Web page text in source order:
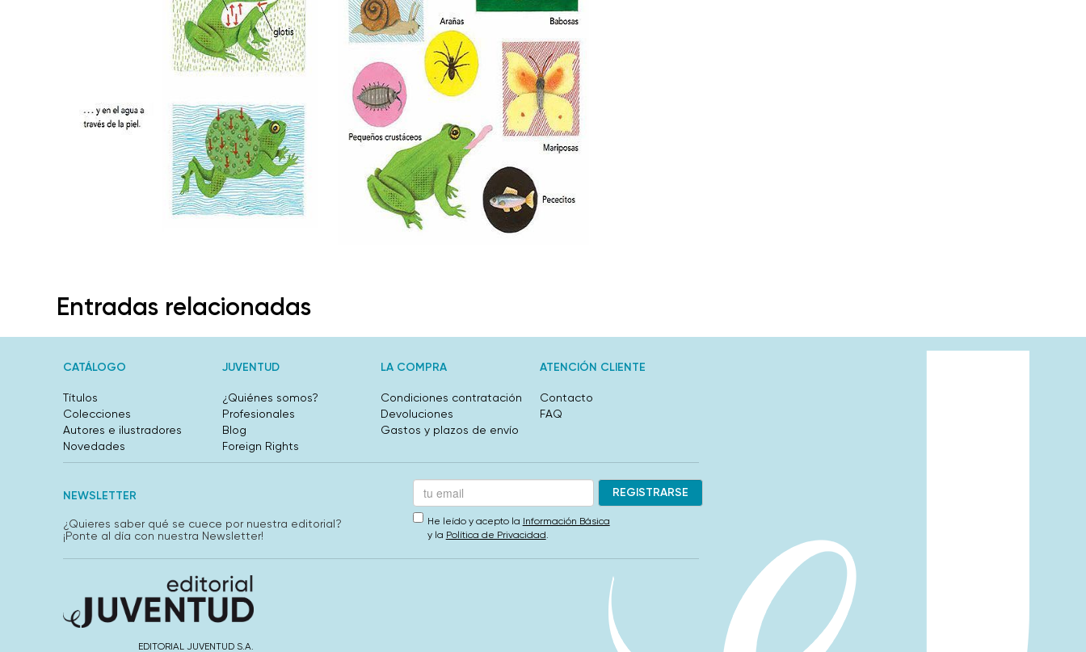
Entradas relacionadas
CATÁLOGO
Títulos
Colecciones
Autores e ilustradores
Novedades
JUVENTUD
¿Quiénes somos?
Profesionales
Blog
Foreign Rights
LA COMPRA
Condiciones contratación
Devoluciones
Gastos y plazos de envío
ATENCIÓN CLIENTE
Contacto
FAQ
NEWSLETTER
¿Quieres saber qué se cuece por nuestra editorial?
¡Ponte al día con nuestra Newsletter!
He leído y acepto la Información Básica
y la Política de Privacidad.
EDITORIAL JUVENTUD S.A.